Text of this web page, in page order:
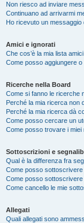
Non riesco ad inviare
Continuano ad arrivarmi
Ho ricevuto un messaggio
Amici e ignorati
Che cos’è la mia lista
Come posso aggiungere
Ricerche nella Board
Come si fanno le ricerche
Perché la mia ricerca non
Perché la mia ricerca dà
Come posso cercare un
Come posso trovare i miei
Sottoscrizioni e
Qual è la differenza fra
Come posso
Come posso
Come cancello le mie
Allegati
Quali allegati sono